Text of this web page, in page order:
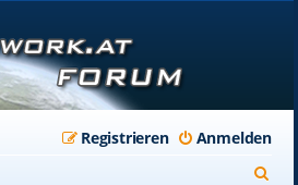
Anmelden
Registrieren